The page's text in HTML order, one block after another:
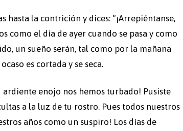
hasta la contrición y dices: “¡Arrepiéntanse,
como el día de ayer cuando se pasa y como
un sueño serán, tal como por la mañana
es cortada y se seca.
enojo nos hemos turbado! Pusiste
a la luz de tu rostro. Pues todos nuestros
años como un suspiro! Los días de